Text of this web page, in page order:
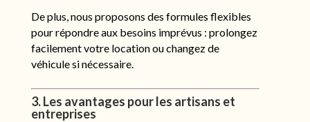
De plus, nous proposons des formules flexibles
pour répondre aux besoins imprévus : prolongez
facilement votre location ou changez de
véhicule si nécessaire.
3. Les avantages pour les artisans et
entreprises